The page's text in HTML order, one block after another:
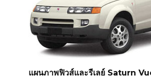
แผนภาพฟิวส์และรีเลย์ Saturn